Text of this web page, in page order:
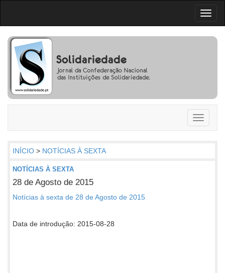
Toggle
INÍCIO > NOTÍCIAS À SEXTA
NOTÍCIAS À SEXTA
28 de Agosto de 2015
Notícias à sexta de 28 de Agosto de 2015
Data de introdução: 2015-08-28